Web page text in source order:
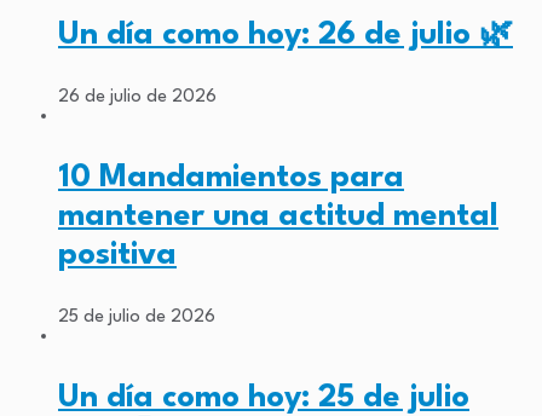
Un día como hoy: 26 de julio 🌿
26 de julio de 2026
10 Mandamientos para
mantener una actitud mental
positiva
25 de julio de 2026
Un día como hoy: 25 de julio